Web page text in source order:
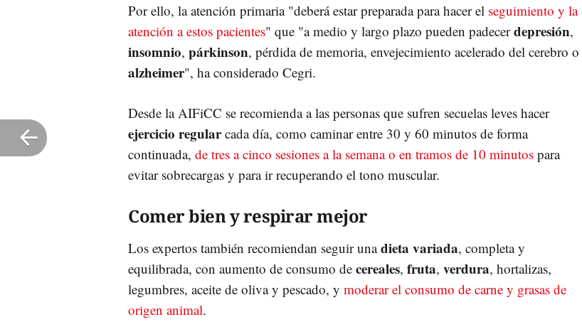
Por ello, la atención primaria "deberá estar preparada para hacer el seguimiento y la
atención a estos pacientes" que "a medio y largo plazo pueden padecerdepresión,
insomnio, párkinson, pérdida de memoria, envejecimiento acelerado del cerebro o
alzheimer", ha considerado Cegri.
Desde la AIFiCC se recomienda a las personas que sufren secuelas leves hacer
ejercicio regularcada día, como caminar entre 30 y 60 minutos de forma
continuada, de tres a cinco sesiones a la semana o en tramos de 10 minutos para
evitar sobrecargas y para ir recuperando el tono muscular.
Comer bien y respirar mejor
Los expertos también recomiendan seguir unadieta variada, completa y
equilibrada, con aumento de consumo de cereales, fruta, verdura, hortalizas,
legumbres, aceite de oliva y pescado, y moderar el consumo de carne y grasas de
origen animal.